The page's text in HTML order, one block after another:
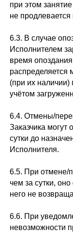
при этом
не
6.3. В случае
Исполнителем
время
(при их наличии)
учётом
6.4. Отмены/
Заказчика могут
сутки до
Исполнителя.
6.5. При отмене/
чем за сутки,
него не
6.6. При
невозможности